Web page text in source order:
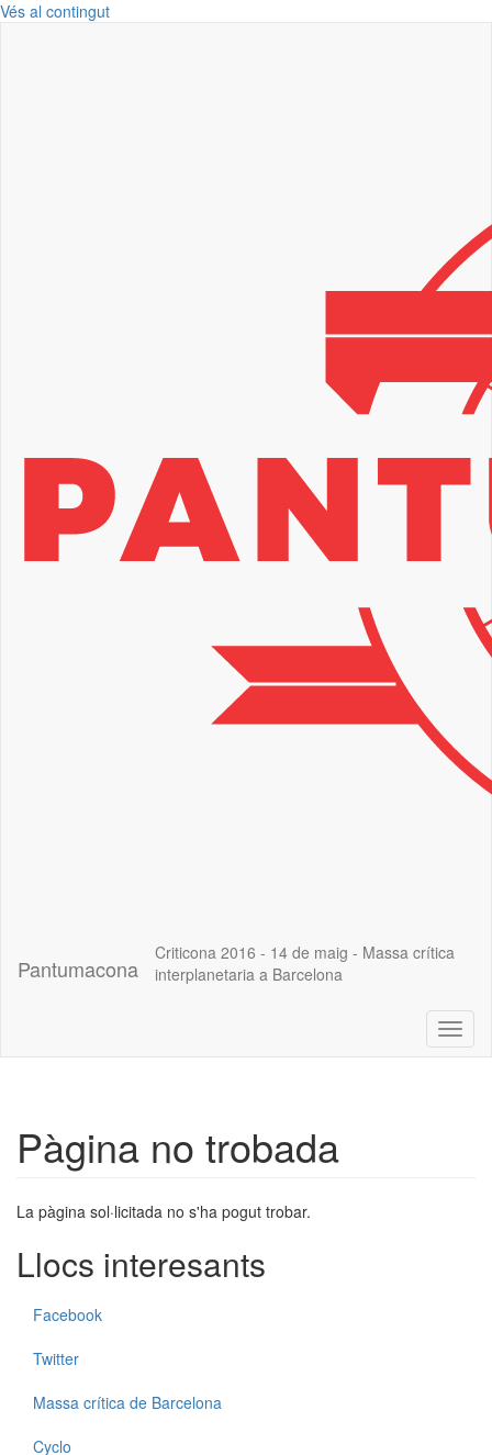
Vés al contingut
Pantumacona
Criticona 2016 - 14 de maig - Massa crítica
interplanetaria a Barcelona
Pàgina no trobada
La pàgina sol·licitada no s'ha pogut trobar.
Llocs interesants
Facebook
Twitter
Massa crítica de Barcelona
Cyclo